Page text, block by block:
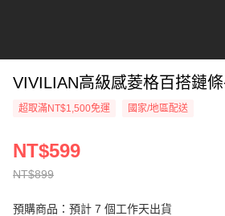
VIVILIAN高級感菱格百搭鏈
超取滿NT$1,500免運 國家/地區配送
NT$899
NT$599
預購商品：預計 7 個工作天出貨